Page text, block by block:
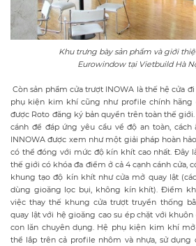
Khu trưng bày sản phẩm và giới
Eurowindow tại Vietbuild Hà
Còn sản phẩm cửa trượt INOWA là thế hệ cửa
phụ kiện kim khí cũng như profile chính hãng
được Roto đăng ký bản quyền trên toàn thế
cánh để đáp ứng yêu cầu về độ an toàn, cách
INNOWA được xem như một giải pháp hoàn
có thể đóng với mức độ kín khít cao nhất. Đây
thế giới có khóa đa điểm ở cả 4 cạnh cánh cửa,
khung tạo độ kín khít như cửa mở quay lật
dùng gioăng lọc bụi, không kín khít). Điểm
việc thay thế khung cửa trượt truyền thống
quay lật với hệ gioăng cao su ép chặt với
con lăn chuyên dụng. Hệ phụ kiện kim khí
thể lắp trên cả profile nhôm và nhựa, sử